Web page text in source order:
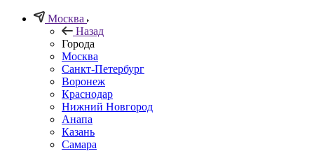
Москва
Назад
Города
Москва
Санкт-Петербург
Воронеж
Краснодар
Нижний Новгород
Анапа
Казань
Самара